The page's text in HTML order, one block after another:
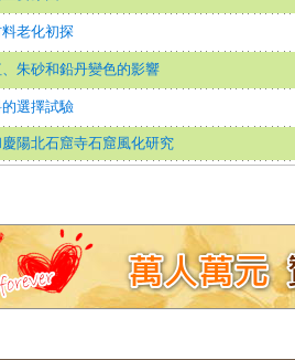
老化初探
朱砂和鉛丹變色的影響
選擇試驗
陽北石窟寺石窟風化研究